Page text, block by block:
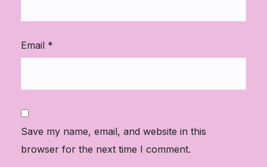
Email *
Save my name, email, and website in this
browser for the next time I comment.